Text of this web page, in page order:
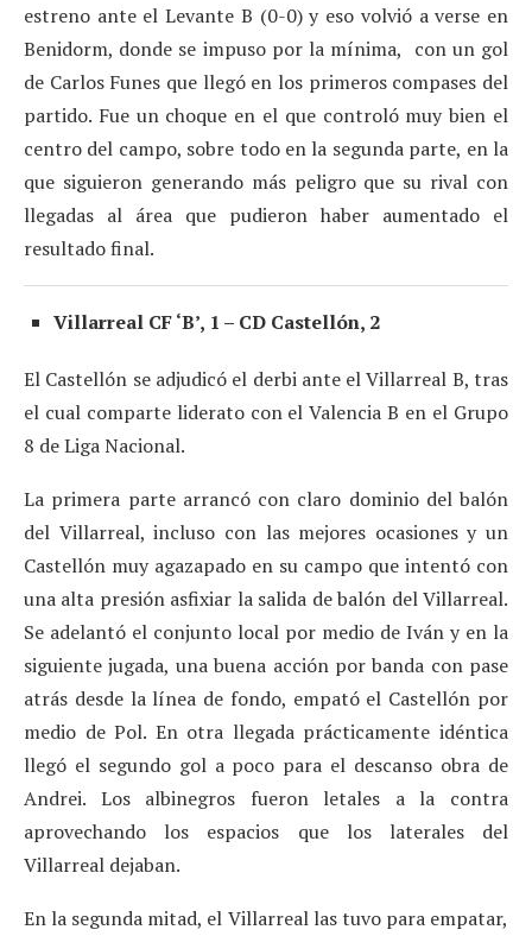
estreno ante el Levante B (0-0) y eso volvió a verse en
Benidorm, donde se impuso por la mínima, con un gol
de Carlos Funes que llegó en los primeros compases del
partido. Fue un choque en el que controló muy bien el
centro del campo, sobre todo en la segunda parte, en la
que siguieron generando más peligro que su rival con
llegadas al área que pudieron haber aumentado el
resultado final.
Villarreal CF ‘B’, 1 – CD Castellón, 2
El Castellón se adjudicó el derbi ante el Villarreal B, tras
el cual comparte liderato con el Valencia B en el Grupo
8 de Liga Nacional.
La primera parte arrancó con claro dominio del balón
del Villarreal, incluso con las mejores ocasiones y un
Castellón muy agazapado en su campo que intentó con
una alta presión asfixiar la salida de balón del Villarreal.
Se adelantó el conjunto local por medio de Iván y en la
siguiente jugada, una buena acción por banda con pase
atrás desde la línea de fondo, empató el Castellón por
medio de Pol. En otra llegada prácticamente idéntica
llegó el segundo gol a poco para el descanso obra de
Andrei. Los albinegros fueron letales a la contra
aprovechando los espacios que los laterales del
Villarreal dejaban.
En la segunda mitad, el Villarreal las tuvo para empatar,